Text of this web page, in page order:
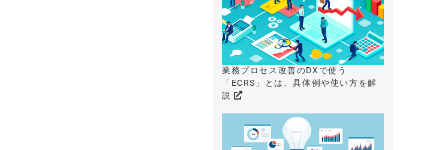
業務プロセス改善のDXで使う
「ECRS」とは、具体例や使い方を解
説